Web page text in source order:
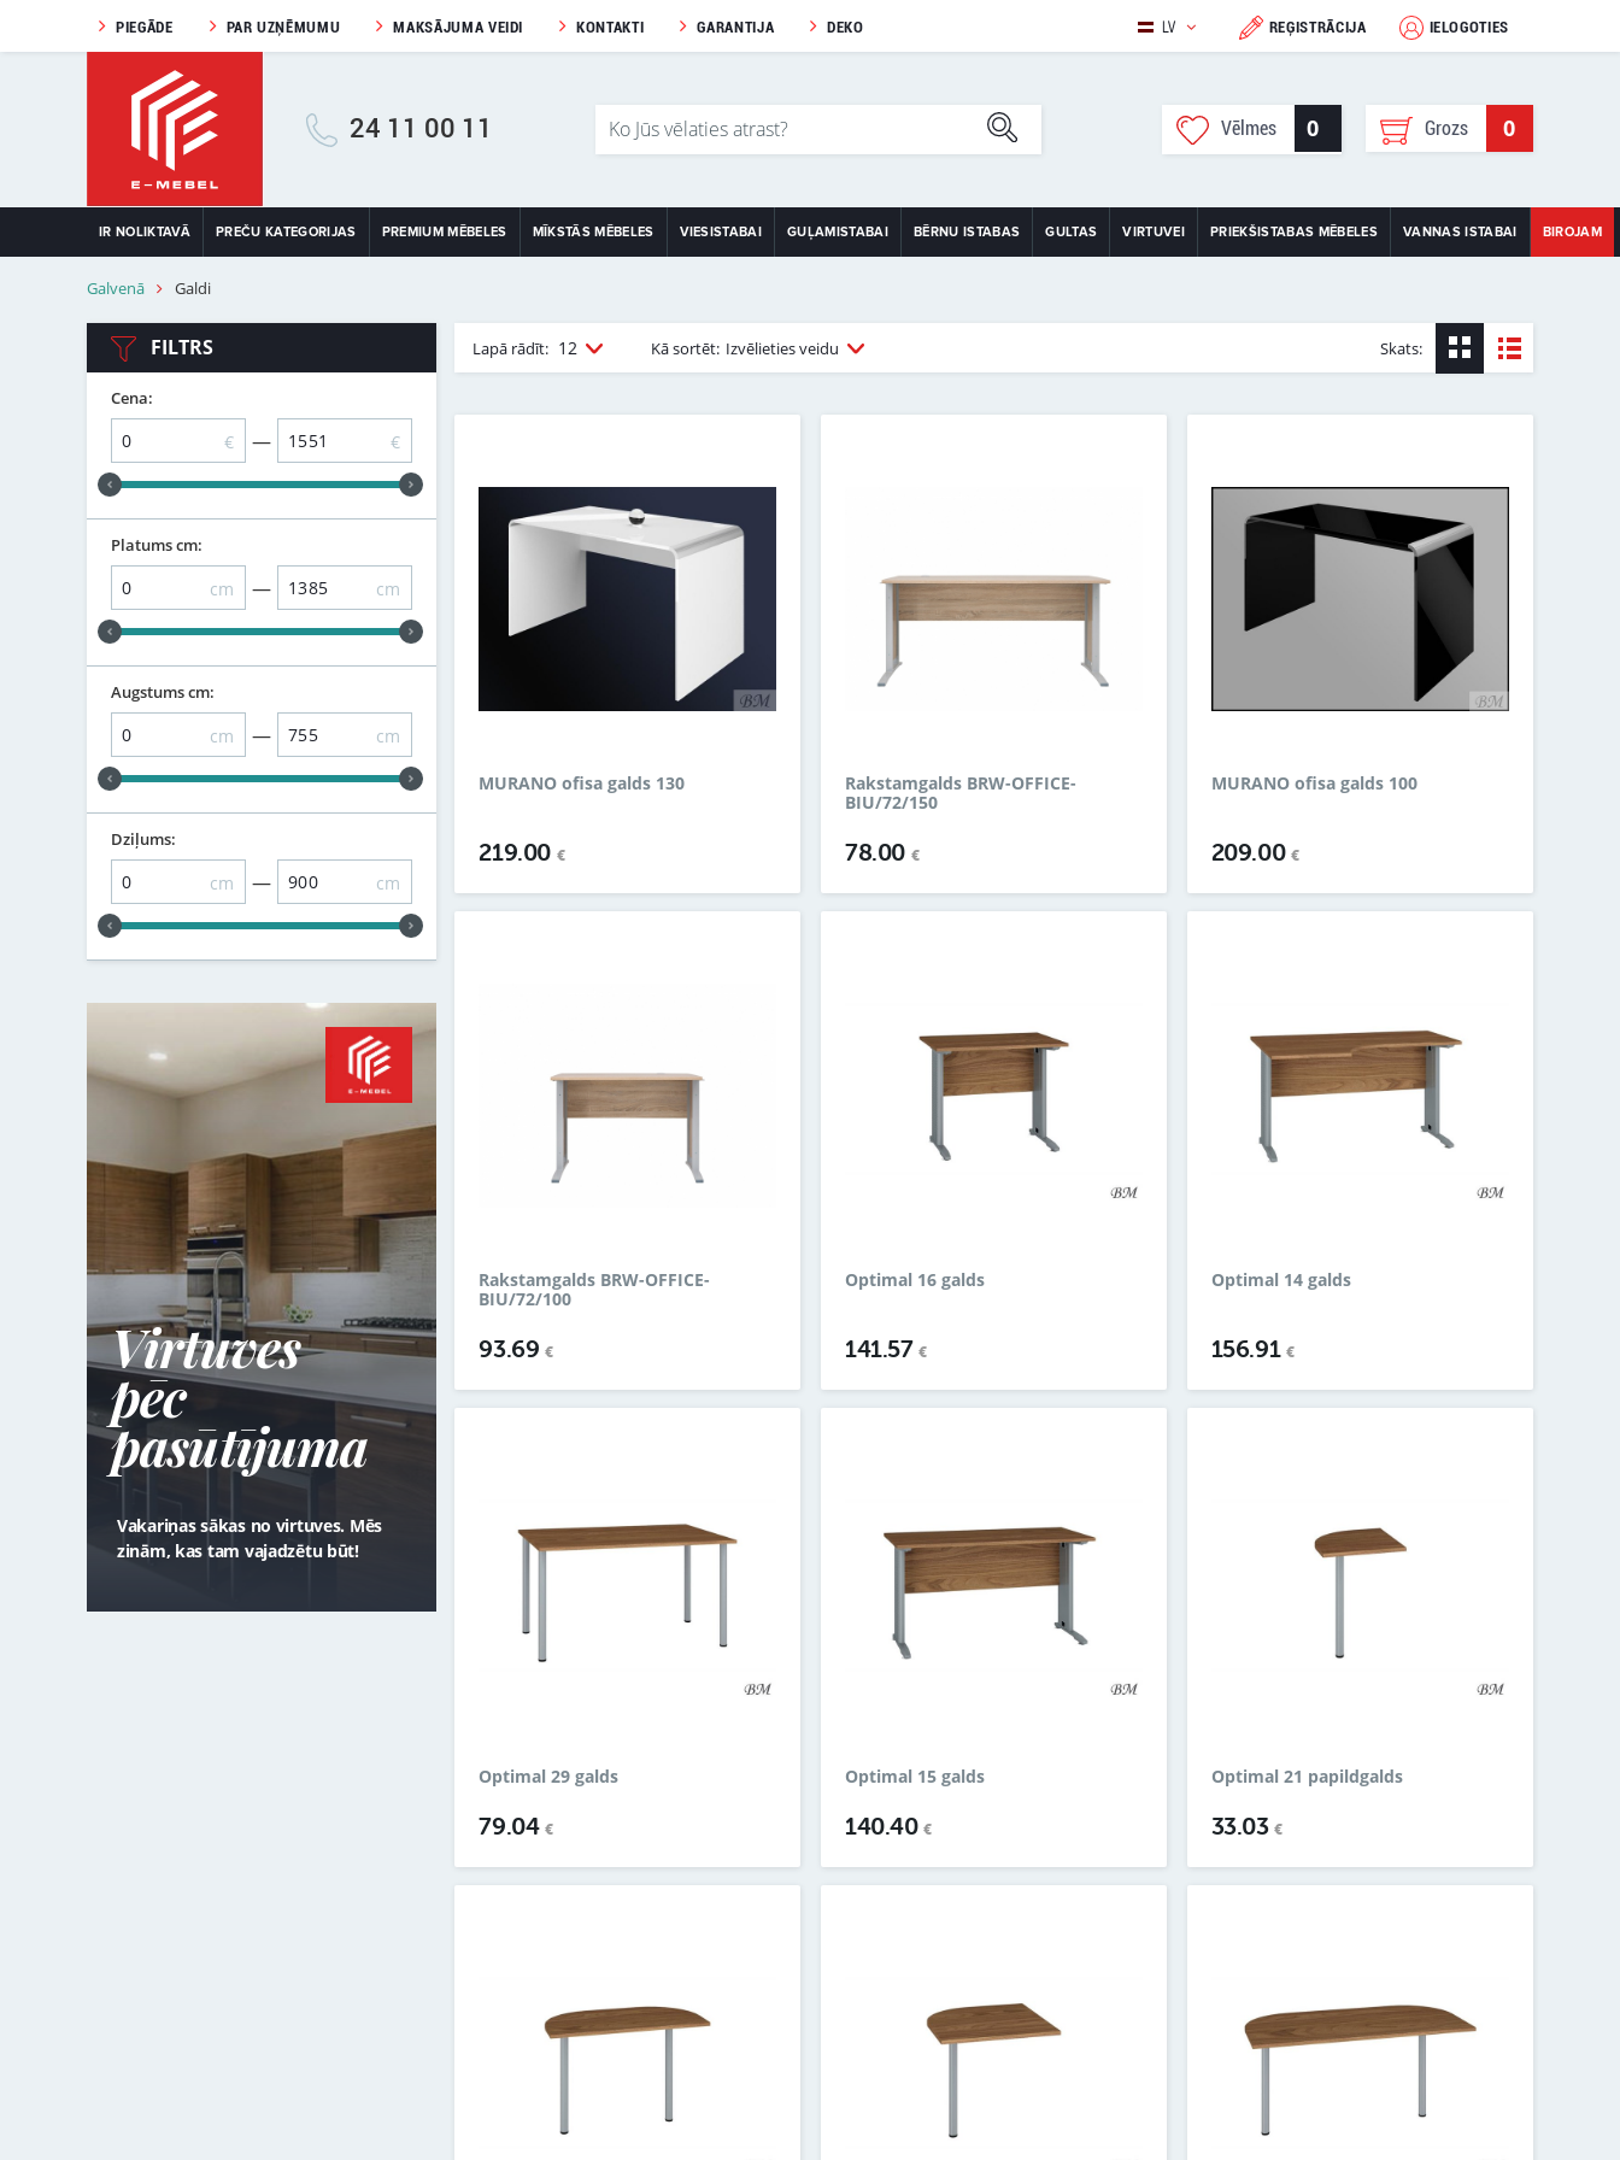
PIEGĀDE PAR UZŅĒMUMU MAKSĀJUMA VEIDI KONTAKTI GARANTIJA DEKO LV REĢISTRĀCIJA IELOGOTIES
24 11 00 11 Vēlmes 0 Grozs 0
IR NOLIKTAVĀ PREČU KATEGORIJAS PREMIUM MĒBELES MĪKSTĀS MĒBELES VIESISTABAI GUĻAMISTABAI BĒRNU ISTABAS GULTAS VIRTUVEI PRIEKŠISTABAS MĒBELES VANNAS ISTABAI BIROJAM
Galvenā Galdi
FILTRS
Cena:
€ — €
Platums cm:
cm — cm
Augstums cm:
cm — cm
Dziļums:
cm — cm
Virtuves
pēc
pasūtījuma
Vakariņas sākas no virtuves. Mēs
zinām, kas tam vajadzētu būt!
Lapā rādīt: 12 Kā sortēt: Izvēlieties veidu Skats:
MURANO ofisa galds 130
219.00 €
Rakstamgalds BRW-OFFICE-
BIU/72/150
78.00 €
MURANO ofisa galds 100
209.00 €
Rakstamgalds BRW-OFFICE-
BIU/72/100
93.69 €
Optimal 16 galds
141.57€
Optimal 14 galds
156.91 €
Optimal 29 galds
79.04 €
Optimal 15 galds
140.40€
Optimal 21 papildgalds
33.03€